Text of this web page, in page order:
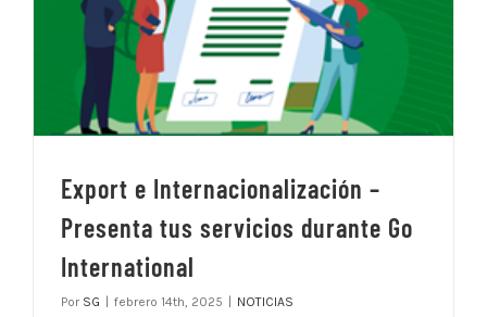
Export e Internacionalización –
Presenta tus servicios durante Go
International
Por SG febrero 14th, 2025 NOTICIAS